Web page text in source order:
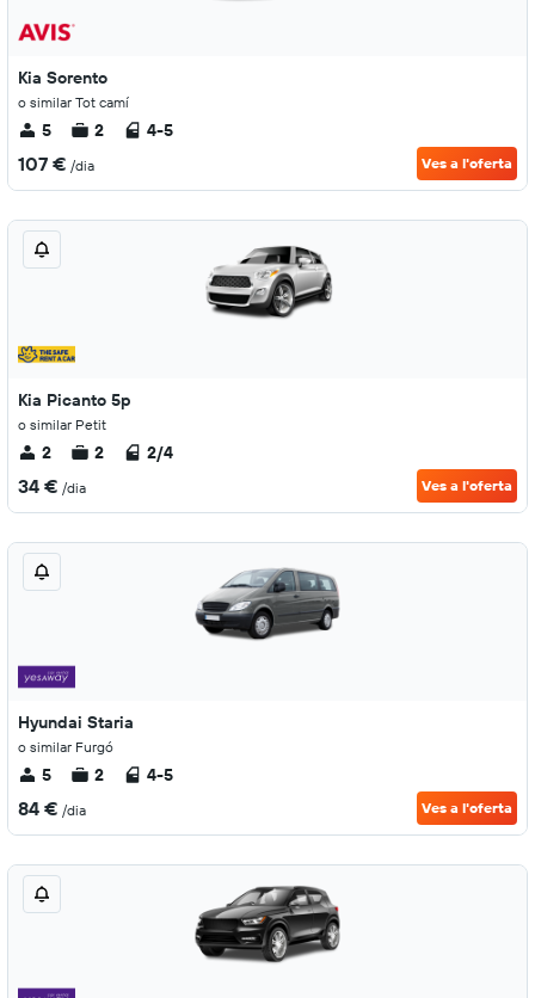
Kia Sorento
o similar Tot camí
5 2 4-5
107 € /dia Ves a l'oferta
Kia Picanto 5p
o similar Petit
2 2 2/4
34 € /dia Ves a l'oferta
Hyundai Staria
o similar Furgó
5 2 4-5
84 € /dia Ves a l'oferta